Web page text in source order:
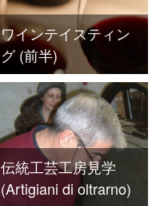
ワインテイスティン
グ (前半)
伝統工芸工房見学
(Artigiani di oltrarno)